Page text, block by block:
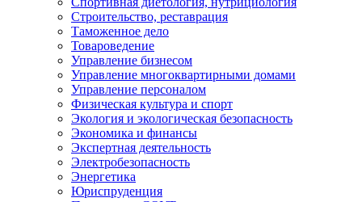
Строительство, реставрация
Таможенное дело
Товароведение
Управление бизнесом
Управление многоквартирными домами
Управление персоналом
Физическая культура и спорт
Экология и экологическая безопасность
Экономика и финансы
Экспертная деятельность
Электробезопасность
Энергетика
Юриспруденция